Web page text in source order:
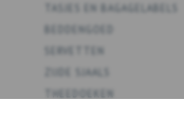
TASJES EN BAGAGELABELS
BEDDENGOED
SERVETTEN
ZIJDE SJAALS
THEEDOEKEN